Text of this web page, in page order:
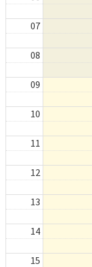
07
08
09
10
11
12
13
14
15